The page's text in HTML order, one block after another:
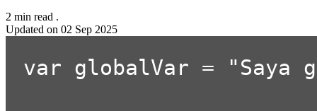
2 min read .
Updated on 02 Sep 2025